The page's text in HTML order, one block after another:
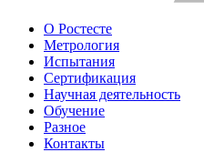
О Ростесте
Метрология
Испытания
Сертификация
Научная деятельность
Обучение
Разное
Контакты